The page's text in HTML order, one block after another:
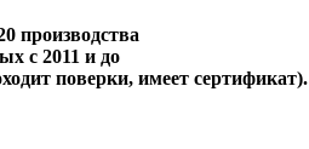
с 2011 и до
поверки, имеет сертификат).